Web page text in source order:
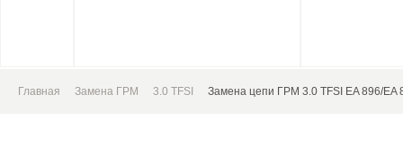
Главная Замена ГРМ 3.0 TFSI Замена цепи ГРМ 3.0 TFSI EA 896/EA